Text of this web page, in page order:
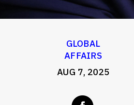
GLOBAL
AFFAIRS
AUG 7, 2025